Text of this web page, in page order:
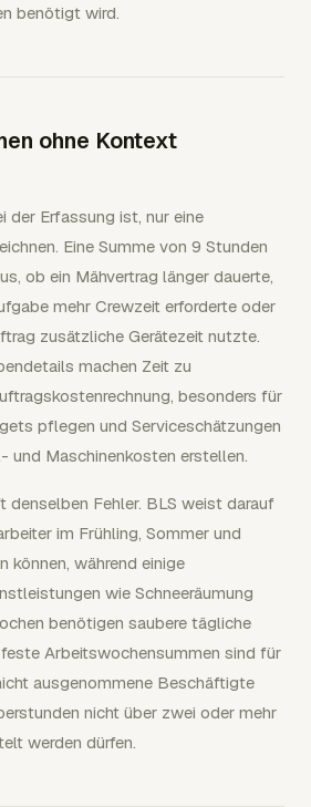
benötigt wird.
ohne Kontext
der Erfassung ist, nur eine
Eine Summe von 9 Stunden
ob ein Mähvertrag länger dauerte,
mehr Crewzeit erforderte oder
zusätzliche Gerätezeit nutzte.
machen Zeit zu
besonders für
pflegen und Serviceschätzungen
und Maschinenkosten erstellen.
denselben Fehler. BLS weist darauf
im Frühling, Sommer und
können, während einige
wie Schneeräumung
benötigen saubere tägliche
Arbeitswochensummen sind für
ausgenommene Beschäftigte
nicht über zwei oder mehr
werden dürfen.